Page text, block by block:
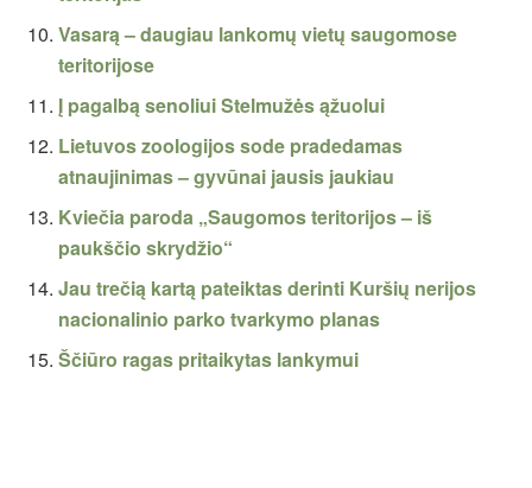
Vasarą – daugiau lankomų vietų saugomose
teritorijose
Į pagalbą senoliui Stelmužės ąžuolui
Lietuvos zoologijos sode pradedamas
atnaujinimas – gyvūnai jausis jaukiau
Kviečia paroda „Saugomos teritorijos – iš
paukščio skrydžio“
Jau trečią kartą pateiktas derinti Kuršių nerijos
nacionalinio parko tvarkymo planas
Ščiūro ragas pritaikytas lankymui